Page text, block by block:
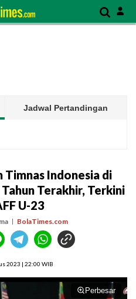
Jadwal Pertandingan
Indonesia di
Terakhir, Terkini
U-23
BolaTimes.com
2023 | 22:00 WIB
Perbesar